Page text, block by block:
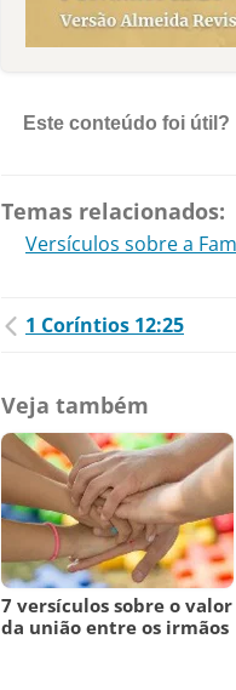
Este conteúdo foi útil?
Temas relacionados:
Versículos sobre a
1 Coríntios 12:25
Veja também
7 versículos sobre o valor
da união entre os irmãos